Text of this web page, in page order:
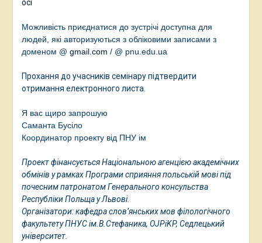
oci
Можливість приєднатися до зустрічі доступна для
людей, які авторизуються з обліковими записами з
доменом @ gmail.com / @ pnu.edu.ua
Прохання до учасників семінару підтвердити
отримання електронного листа.
Я вас щиро запрошую
Саманта Бусіло
Координатор проекту від ПНУ ім
Проект фінансується Національною агенцією академічних
обмінів у рамках Програми сприяння польській мові під
почесним патронатом Генерального консульства
Республіки Польща у Львові.
Організатори: кафедра слов’янських мов філологічного
факультету ПНУС ім.В.Стефаника, OJPiKP, Седлецький
університет.